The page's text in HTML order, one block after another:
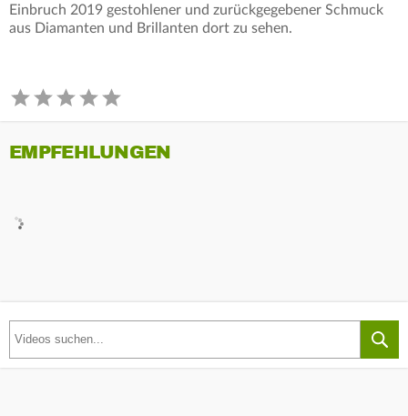
Einbruch 2019 gestohlener und zurückgegebener Schmuck
aus Diamanten und Brillanten dort zu sehen.
EMPFEHLUNGEN